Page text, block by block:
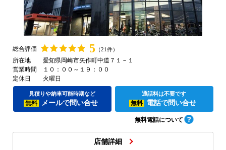
総合評価 5 （21件）
所在地
愛知県岡崎市矢作町中道７１－１
営業時間
１０：００～１９：００
定休日
火曜日
見積りや納車可能時期など
無料 メールで問い合せ
通話料は不要です
無料 電話で問い合せ
無料電話について
店舗詳細